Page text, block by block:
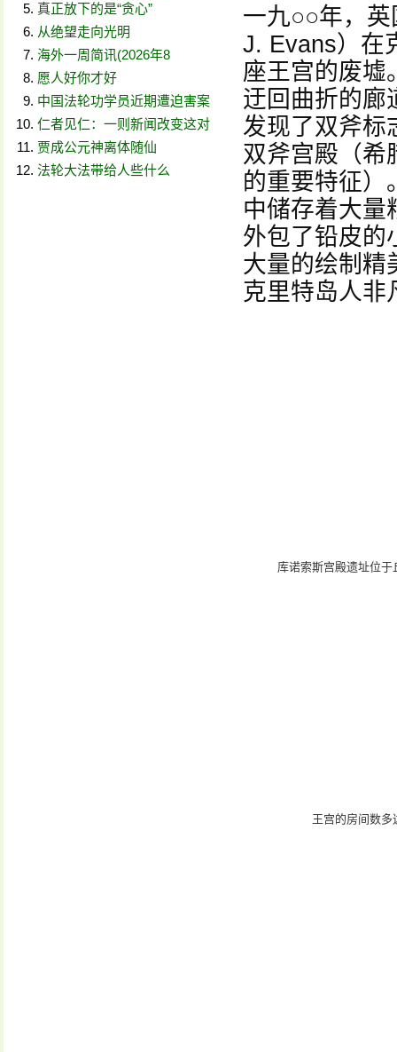
真正放下的是“贪心”
从绝望走向光明
海外一周简讯(2026年8
愿人好你才好
中国法轮功学员近期遭迫害案
仁者见仁：一则新闻改变这对
贾成公元神离体随仙
法轮大法带给人些什么
一九○○年，
J. Evans）在
座王宫的废墟
迂回曲折的廊
发现了双斧标
双斧宫殿（希
的重要特征）
中储存着大量
外包了铅皮的
大量的绘制精
克里特岛人非
库诺索斯宫殿遗址位
王宫的房间数